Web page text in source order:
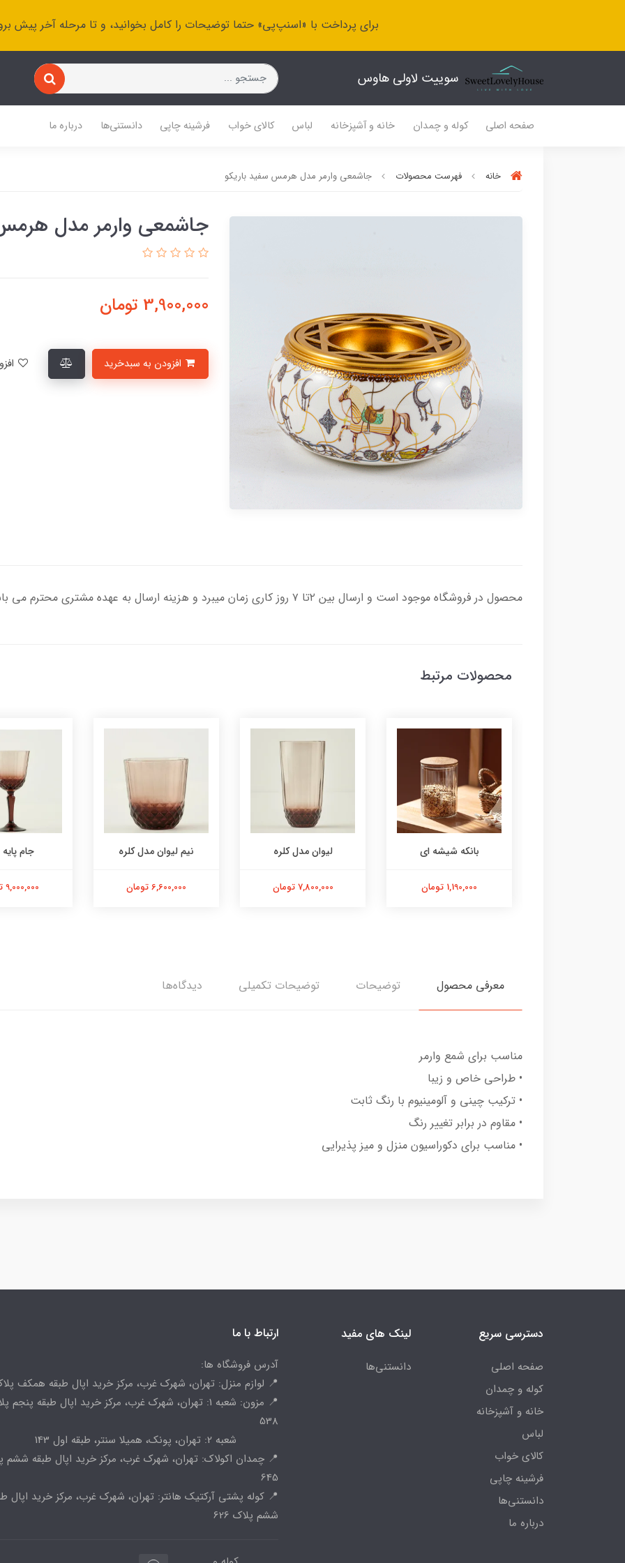
برای پرداخت با «اسنپ‌پی» حتما توضیحات را کامل بخوانید، و تا مرحله آخر پیش
سوییت لاولی هاوس
صفحه اصلی کوله و چمدان خانه و آشپزخانه لباس کالای خواب فرشینه چاپی دانستنی‌ها درباره ما
خانه فهرست محصولات جاشمعی وارمر مدل هرمس سفید باریکو
جاشمعی وارمر مدل
3,900,000 تومان
محصول در فروشگاه موجود است و ارسال بین ۲تا ۷ روز کاری زمان میبرد و هزینه ارسال به عهده مشتری محترم می باشد.
محصولات مرتبط
بانکه شیشه ای
1,190,000 تومان
لیوان مدل کلره
7,800,000 تومان
نیم لیوان مدل کلره
6,600,000 تومان
جام پایه
9,000,000 تومان
معرفی محصول توضیحات توضیحات تکمیلی دیدگاه‌ها
مناسب برای شمع وارمر
• طراحی خاص و زیبا
• ترکیب چینی و آلومینیوم با رنگ ثابت
• مقاوم در برابر تغییر رنگ
• مناسب برای دکوراسیون منزل و میز پذیرایی
دسترسی سریع
صفحه اصلی
کوله و چمدان
خانه و آشپزخانه
لباس
کالای خواب
فرشینه چاپی
دانستنی‌ها
درباره ما
لینک های مفید
دانستنی‌ها
ارتباط با ما
آدرس فروشگاه ها:
📍 لوازم منزل: تهران، شهرک غرب، مرکز خرید اپال طبقه همکف پلاک
📍 مزون: شعبه 1: تهران، شهرک غرب، مرکز خرید اپال طبقه پنجم
538
شعبه 2: تهران، پونک، همیلا سنتر، طبقه اول 143
📍 چمدان اکولاک: تهران، شهرک غرب، مرکز خرید اپال طبقه ششم
645
📍 کوله پشتی آرکتیک هانتر: تهران، شهرک غرب، مرکز خرید اپال
ششم پلاک 626